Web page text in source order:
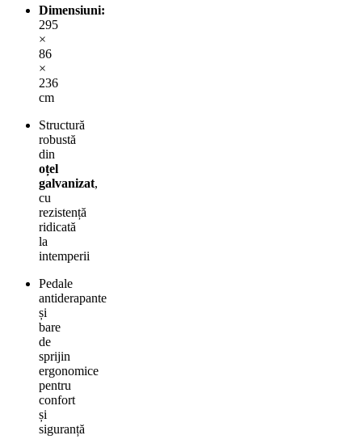
Dimensiuni:
295
×
86
×
236
cm
Structură
robustă
din
oțel
galvanizat,
cu
rezistență
ridicată
la
intemperii
Pedale
antiderapante
și
bare
de
sprijin
ergonomice
pentru
confort
și
siguranță